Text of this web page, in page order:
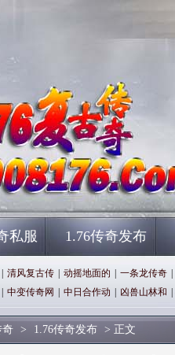
私服 1.76传奇发布
清风复古传 动摇地面的 一条龙传奇
中变传奇网 中日合作动 凶兽山林和
奇 > 1.76传奇发布 > 正文